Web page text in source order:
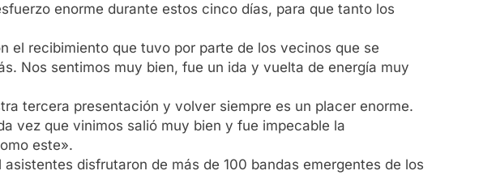
enorme durante estos cinco días, para que tanto los
el recibimiento que tuvo por parte de los vecinos que se
Nos sentimos muy bien, fue un ida y vuelta de energía muy
tercera presentación y volver siempre es un placer enorme.
vez que vinimos salió muy bien y fue impecable la
este».
disfrutaron de más de 100 bandas emergentes de los